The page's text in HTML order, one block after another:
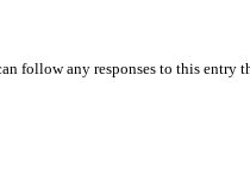
follow any responses to this entry